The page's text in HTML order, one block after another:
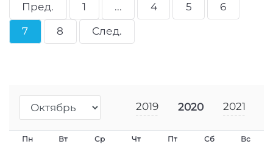
2019 2020 2021
Пн Вт Ср Чт Пт Сб Вс
Пред. 1 ... 4 5
6
7
8 След.